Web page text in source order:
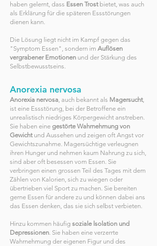
haben gelernt, dass Essen Trostbietet, was auch
als Erklärung für die späteren Essstörungen
dienen kann.
Die Lösung liegt nicht im Kampf gegen das
"Symptom Essen", sondern im Auflösen
vergrabener Emotionen und der Stärkung des
Selbstbewusstseins.
Anorexia nervosa
Anorexia nervosa, auch bekannt als Magersucht,
ist eine Essstörung, bei der Betroffene ein
unrealistisch niedriges Körpergewicht anstreben.
Sie haben eine gestörte Wahrnehmung von
Gewichtund Aussehen und zeigen oft Angst vor
Gewichtszunahme. Magersüchtige verleugnen
ihren Hunger und nehmen kaum Nahrung zu sich,
sind aber oft besessen vom Essen. Sie
verbringen einen grossen Teil des Tages mit dem
Zählen von Kalorien, sich zu wiegen oder
übertrieben viel Sport zu machen. Sie bereiten
gerne Essen für andere zu und können dabei ans
das Essen denken, das sie sich selbst verbieten.
Hinzu kommen häufig soziale lsolation und
Depressionen. Sie haben eine verzerrte
Wahrnehmung der eigenen Figur und des